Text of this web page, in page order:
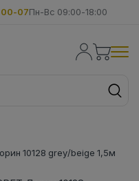
07Пн-Вс 09:00-18:00
10128 grey/beige 1,5м